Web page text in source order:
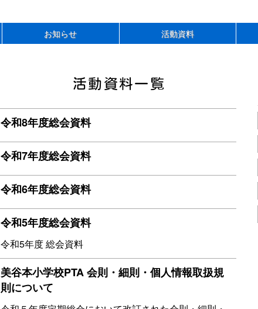
お知らせ 活動資料
活動資料一覧
令和8年度総会資料
令和7年度総会資料
令和6年度総会資料
令和5年度総会資料
令和5年度 総会資料
美谷本小学校PTA 会則・細則・個人情報取扱規
則について